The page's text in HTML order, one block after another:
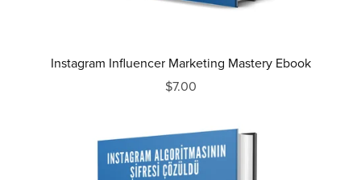
Instagram Influencer Marketing Mastery Ebook
$7.00